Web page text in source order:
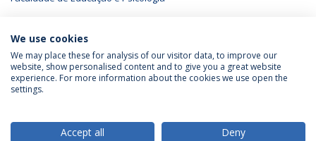
ÚLTIMAS NOTÍCIAS
Política de Privacidade
Termos & Condições
We use cookies
We may place these for analysis of our visitor data, to improve our
website, show personalised content and to give you a great website
experience. For more information about the cookies we use open the
settings.
Accept all Deny